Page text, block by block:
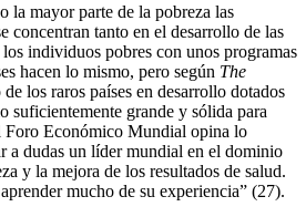
la mayor parte de la pobreza las
concentran tanto en el desarrollo de las
los individuos pobres con unos programas
hacen lo mismo, pero según The
los raros países en desarrollo dotados
suficientemente grande y sólida para
Foro Económico Mundial opina lo
a dudas un líder mundial en el dominio
y la mejora de los resultados de salud.
mucho de su experiencia” (27).